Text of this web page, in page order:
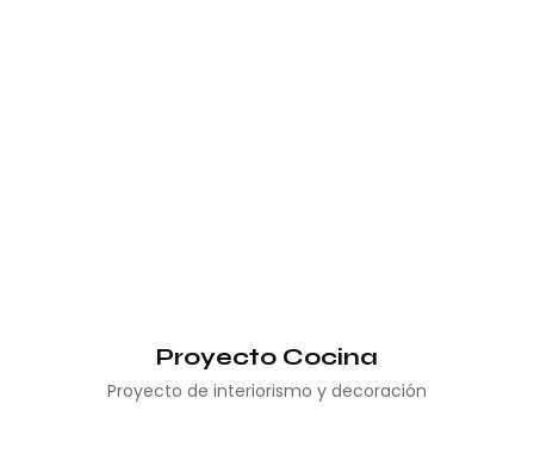
Proyecto Cocina
Proyecto de interiorismo y decoración